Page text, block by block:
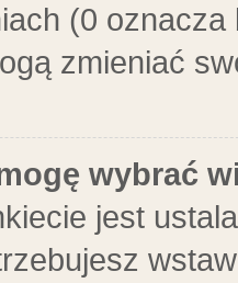
(0
zmieniać
wybrać
jest